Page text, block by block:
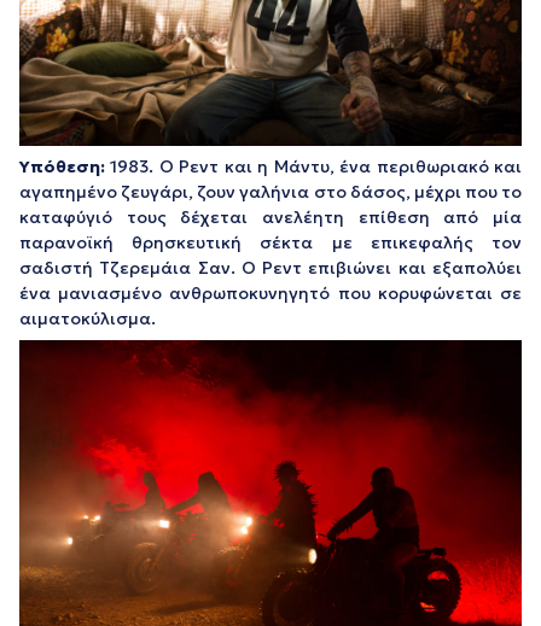
Υπόθεση: 1983. Ο Ρεντ και η Μάντυ, ένα περιθωριακό και
αγαπημένο ζευγάρι, ζουν γαλήνια στο δάσος, μέχρι που το
καταφύγιό τους δέχεται ανελέητη επίθεση από μία
παρανοϊκή θρησκευτική σέκτα με επικεφαλής τον
σαδιστή Τζερεμάια Σαν. Ο Ρεντ επιβιώνει και εξαπολύει
ένα μανιασμένο ανθρωποκυνηγητό που κορυφώνεται σε
αιματοκύλισμα.